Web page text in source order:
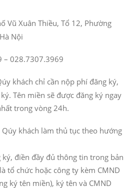
Vũ Xuân Thiều, Tổ 12, Phường
Nội
– 028.7307.3969
khách chỉ cần nộp phí đăng ký,
Tên miền sẽ được đăng ký ngay
trong vòng 24h.
Qúy khách làm thủ tục theo hướng
điền đầy đủ thông tin trong bản
tổ chức hoặc công ty kèm CMND
ký tên miền), ký tên và CMND